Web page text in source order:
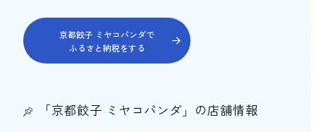
京都餃子 ミヤコパンダで
ふるさと納税をする
「京都餃子 ミヤコパンダ」の店舗情報